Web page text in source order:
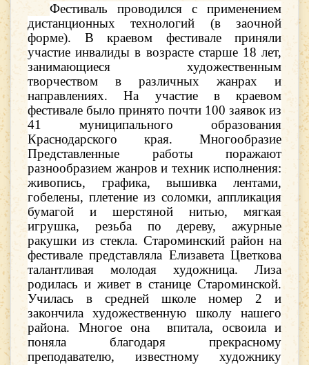
Фестиваль проводился с применением
дистанционных технологий (в заочной
форме). В краевом фестивале приняли
участие инвалиды в возрасте старше 18 лет,
занимающиеся художественным
творчеством в различных жанрах и
направлениях.На участие в краевом
фестивале было принято почти 100 заявок из
41 муниципального образования
Краснодарского края. Многообразие
Представленные работы поражают
разнообразием жанров и техник исполнения:
живопись, графика, вышивка лентами,
гобелены, плетение из соломки, аппликация
бумагой и шерстяной нитью, мягкая
игрушка, резьба по дереву, ажурные
ракушки из стекла. Староминский район на
фестивале представляла Елизавета Цветкова
талантливая молодая художница. Лиза
родилась и живет в станице Староминской.
Училась в средней школе номер 2 и
закончила художественную школу нашего
района. Многое она впитала, освоила и
поняла благодаря прекрасному
преподавателю, известному художнику